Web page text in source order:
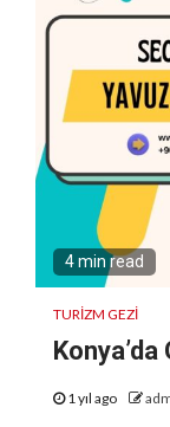
4 min read
TURIZM GEZI
1 yıl ago